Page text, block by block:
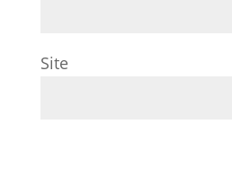
Site